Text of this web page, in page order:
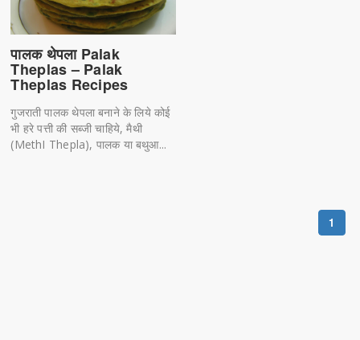
पालक थेपला Palak
Theplas – Palak
Theplas Recipes
गुजराती पालक थेपला बनाने के लिये कोई
भी हरे पत्ती की सब्जी चाहिये, मैथी
(MethI Thepla), पालक या बथुआ...
1